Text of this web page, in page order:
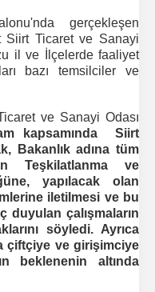
gerçekleşen
Siirt Ticaret ve Sanayi
il ve İlçelerde faaliyet
bazı temsilciler ve
ve Sanayi Odası
kapsamında Siirt
Bakanlık adına tüm
Teşkilatlanma ve
yapılacak olan
iletilmesi ve bu
duyulan çalışmaların
söyledi. Ayrıca
çiftçiye ve girişimciye
beklenenin altında